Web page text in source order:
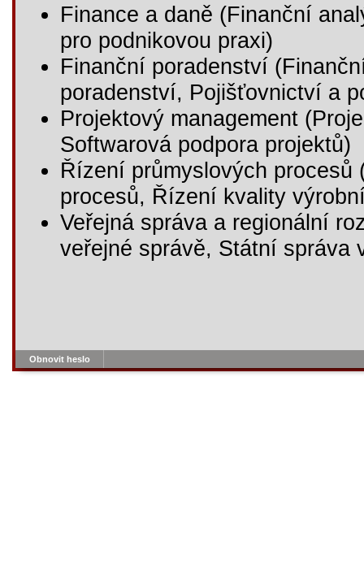
Finance a daně (Finanční
pro podnikovou praxi)
Finanční poradenství
poradenství, Pojišťovnictví a
Projektový management
Softwarová podpora projektů)
Řízení průmyslových
procesů, Řízení kvality
Veřejná správa a regionální
veřejné správě, Státní správa
Obnovit heslo